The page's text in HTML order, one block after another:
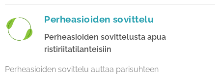
Perheasioiden sovittelu
Perheasioiden sovittelusta apua
ristiriitatilanteisiin
Perheasioiden sovittelu auttaa parisuhteen